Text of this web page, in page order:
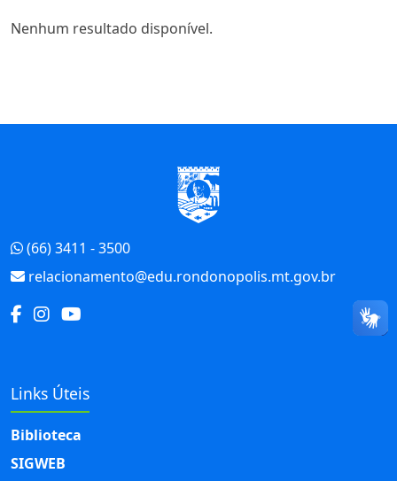
Nenhum resultado disponível.
(66) 3411 - 3500
relacionamento@edu.rondonopolis.mt.gov.br
Links Úteis
Biblioteca
SIGWEB